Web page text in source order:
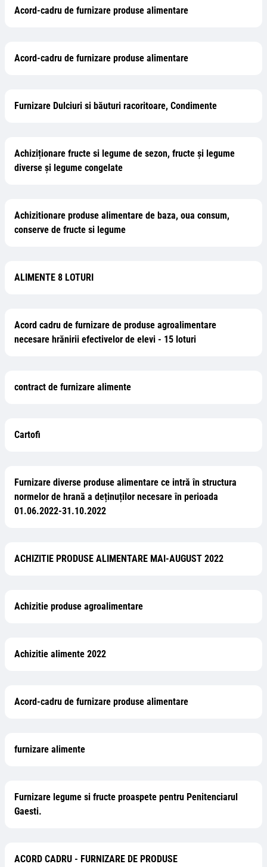
Acord-cadru de furnizare produse alimentare
Acord-cadru de furnizare produse alimentare
Furnizare Dulciuri si băuturi racoritoare, Condimente
Achiziționare fructe si legume de sezon, fructe și legume
diverse și legume congelate
Achizitionare produse alimentare de baza, oua consum,
conserve de fructe si legume
ALIMENTE 8 LOTURI
Acord cadru de furnizare de produse agroalimentare
necesare hrănirii efectivelor de elevi - 15 loturi
contract de furnizare alimente
Cartofi
Furnizare diverse produse alimentare ce intră în structura
normelor de hrană a deținuților necesare în perioada
01.06.2022-31.10.2022
ACHIZITIE PRODUSE ALIMENTARE MAI-AUGUST 2022
Achizitie produse agroalimentare
Achizitie alimente 2022
Acord-cadru de furnizare produse alimentare
furnizare alimente
Furnizare legume si fructe proaspete pentru Penitenciarul
Gaesti.
ACORD CADRU - FURNIZARE DE PRODUSE